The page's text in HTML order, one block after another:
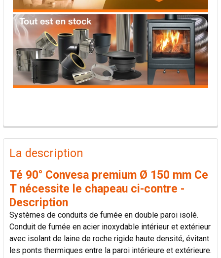
PRODUITS
FRÉQUEMMENT
ACHETÉS
TOUT
SÉLECTIONNER
AJOUTER
LA
SÉLECTION
AU PANIER
La description
Té 90° Convesa premium Ø 150 mm Ce
T nécessite le chapeau ci-contre -
Description
Systèmes de conduits de fumée en double paroi isolé.
Conduit de fumée en acier inoxydable intérieur et extérieur
avec isolant de laine de roche rigide haute densité, évitant
les ponts thermiques entre la paroi intérieure et extérieure.